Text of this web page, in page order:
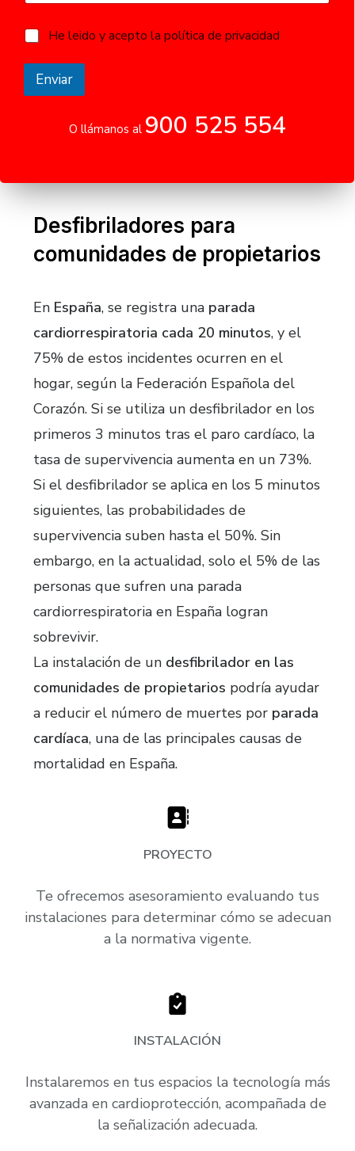
Desfibriladores para
comunidades de propietarios
En España, se registra una parada
cardiorrespiratoria cada 20 minutos, y el
75% de estos incidentes ocurren en el
hogar, según la Federación Española del
Corazón. Si se utiliza un desfibrilador en los
primeros 3 minutos tras el paro cardíaco, la
tasa de supervivencia aumenta en un 73%.
Si el desfibrilador se aplica en los 5 minutos
siguientes, las probabilidades de
supervivencia suben hasta el 50%. Sin
embargo, en la actualidad, solo el 5% de las
personas que sufren una parada
cardiorrespiratoria en España logran
sobrevivir.
La instalación de un desfibrilador en las
comunidades de propietarios podría ayudar
a reducir el número de muertes por parada
cardíaca, una de las principales causas de
mortalidad en España.
*
f
o
o
G
é
l
f
n
P
l
t
P
He leido y acepto la política de privacidad
Enviar
O llámanos al 900 525 554
PROYECTO
Te ofrecemos asesoramiento evaluando tus
instalaciones para determinar cómo se adecuan
a la normativa vigente.
INSTALACIÓN
Instalaremos en tus espacios la tecnología más
avanzada en cardioprotección, acompañada de
la señalización adecuada.